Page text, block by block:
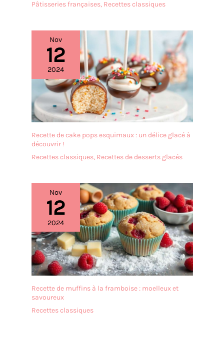
Pâtisseries françaises, Recettes classiques
Nov
12
2024
Recette de cake pops esquimaux : un délice glacé à
découvrir !
Recettes classiques, Recettes de desserts glacés
Nov
12
2024
Recette de muffins à la framboise : moelleux et
savoureux
Recettes classiques